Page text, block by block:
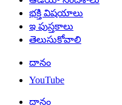
భక్తి విషయాలు
ఇ పుస్తకాలు
తెలుసుకోవాలి
దానం
YouTube
దానం